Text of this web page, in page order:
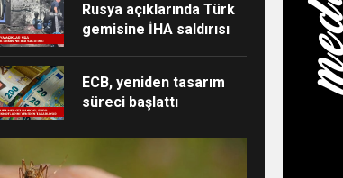
Rusya açıklarında Türk
gemisine İHA saldırısı
ECB, yeniden tasarım
süreci başlattı